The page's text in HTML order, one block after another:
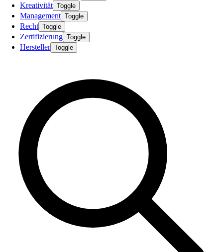
Kreativität Toggle
Management Toggle
Recht Toggle
Zertifizierung Toggle
Hersteller Toggle